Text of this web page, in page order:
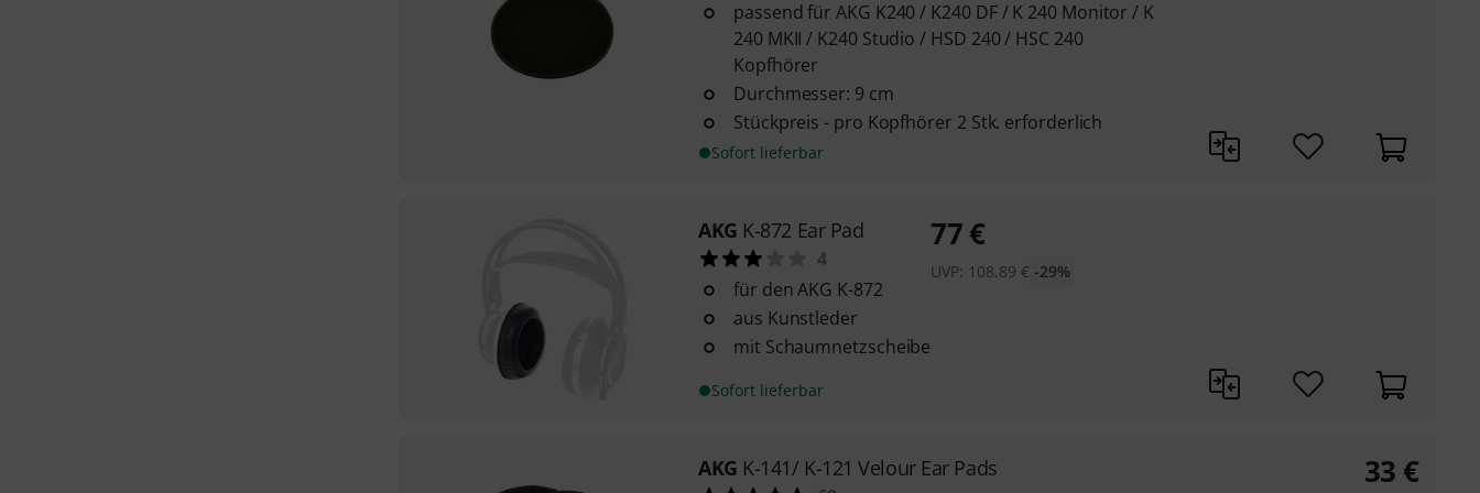
passend für AKG K240 / K240 DF / K 240 Monitor / K
240 MKII / K240 Studio / HSD 240 / HSC 240
Kopfhörer
Durchmesser: 9 cm
Stückpreis - pro Kopfhörer 2 Stk. erforderlich
Sofort lieferbar
AKG K-872 Ear Pad
4
für den AKG K-872
aus Kunstleder
mit Schaumnetzscheibe
Sofort lieferbar
77 €
UVP: 108,89 € -29%
AKG K-141/ K-121 Velour Ear Pads 33 €